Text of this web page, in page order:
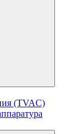
(TVAC)